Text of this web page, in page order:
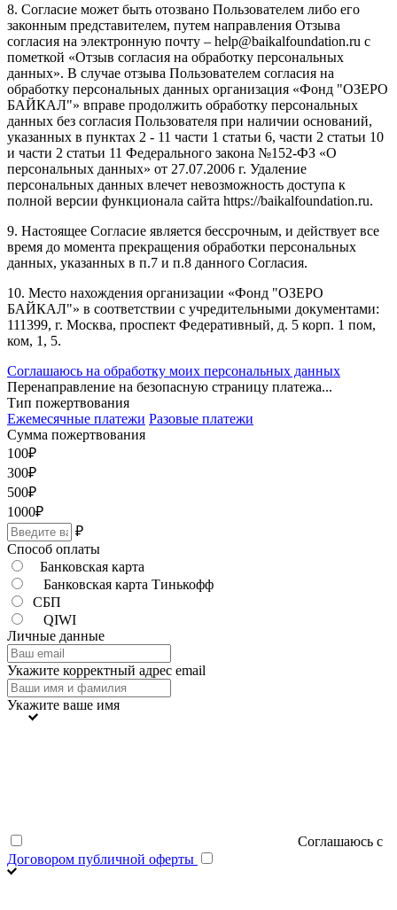
8. Согласие может быть отозвано Пользователем либо его
законным представителем, путем направления Отзыва
согласия на электронную почту – help@baikalfoundation.ru с
пометкой «Отзыв согласия на обработку персональных
данных». В случае отзыва Пользователем согласия на
обработку персональных данных организация «Фонд "ОЗЕРО
БАЙКАЛ"» вправе продолжить обработку персональных
данных без согласия Пользователя при наличии оснований,
указанных в пунктах 2 - 11 части 1 статьи 6, части 2 статьи 10
и части 2 статьи 11 Федерального закона №152-ФЗ «О
персональных данных» от 27.07.2006 г. Удаление
персональных данных влечет невозможность доступа к
полной версии функционала сайта https://baikalfoundation.ru.
9. Настоящее Согласие является бессрочным, и действует все
время до момента прекращения обработки персональных
данных, указанных в п.7 и п.8 данного Согласия.
10. Место нахождения организации «Фонд "ОЗЕРО
БАЙКАЛ"» в соответствии с учредительными документами:
111399, г. Москва, проспект Федеративный, д. 5 корп. 1 пом,
ком, 1, 5.
Соглашаюсь на обработку моих персональных данных
Перенаправление на безопасную страницу платежа...
Тип пожертвования
Ежемесячные платежи Разовые платежи
Сумма пожертвования
100₽
300₽
500₽
1000₽
₽
Способ оплаты
Банковская карта
Банковская карта Тинькофф
СБП
QIWI
Личные данные
Укажите корректный адрес email
Укажите ваше имя
Соглашаюсь с
Договором публичной оферты